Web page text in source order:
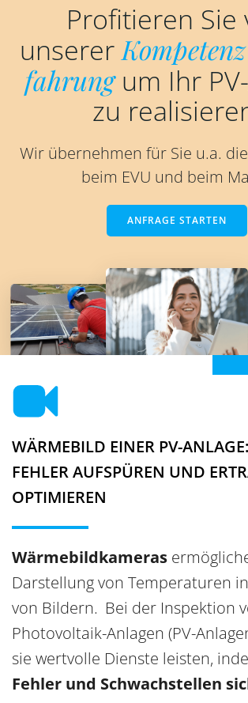
Profitieren Sie
unsererKompetenz
fahrungum Ihr
zu
Wir übernehmen für Sie u.a.
beim EVU und beim
ANFRAGE STARTEN
WÄRMEBILD EINER PV-ANLAGE:
FEHLER AUFSPÜREN UND
OPTIMIEREN
Wärmebildkameras
Darstellung von Temperaturen
von Bildern. Bei der Inspektion
Photovoltaik-Anlagen (PV-
sie wertvolle Dienste leisten,
Fehler und Schwachstellen